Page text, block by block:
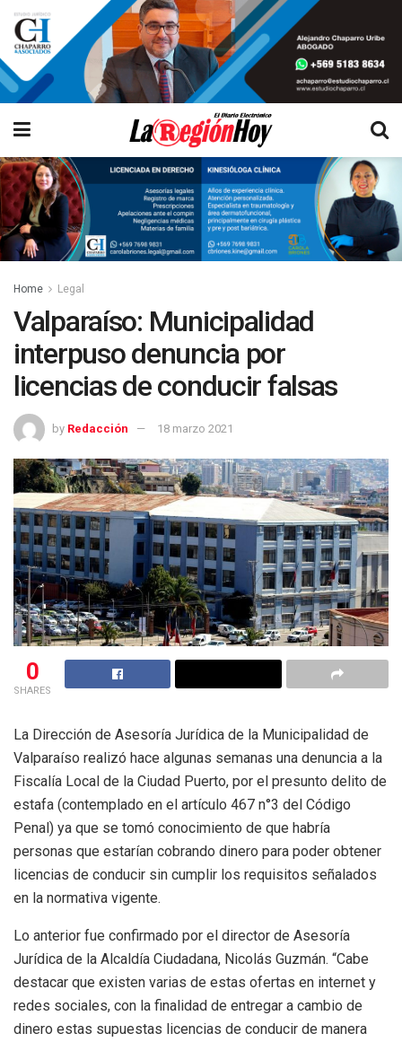
Home Legal
Valparaíso: Municipalidad
interpuso denuncia por
licencias de conducir falsas
by Redacción 18 marzo 2021
0
SHARES
La Dirección de Asesoría Jurídica de la Municipalidad de
Valparaíso realizó hace algunas semanas una denuncia a la
Fiscalía Local de la Ciudad Puerto, por el presunto delito de
estafa (contemplado en el artículo 467 n°3 del Código
Penal) ya que se tomó conocimiento de que habría
personas que estarían cobrando dinero para poder obtener
licencias de conducir sin cumplir los requisitos señalados
en la normativa vigente.
Lo anterior fue confirmado por el director de Asesoría
Jurídica de la Alcaldía Ciudadana, Nicolás Guzmán. “Cabe
destacar que existen varias de estas ofertas en internet y
redes sociales, con la finalidad de entregar a cambio de
dinero estas supuestas licencias de conducir de manera